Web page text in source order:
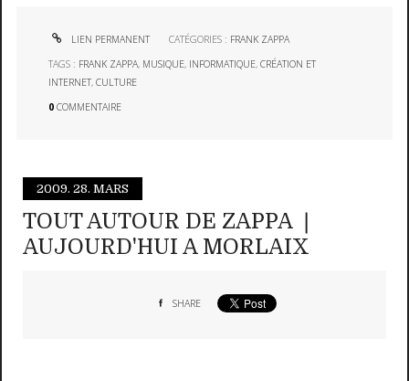
LIEN PERMANENT CATÉGORIES : FRANK ZAPPA
TAGS : FRANK ZAPPA, MUSIQUE, INFORMATIQUE,CRÉATION ET
INTERNET,CULTURE
0 COMMENTAIRE
2009. 28. MARS
TOUT AUTOUR DE ZAPPA ❘
AUJOURD'HUI A MORLAIX
SHARE